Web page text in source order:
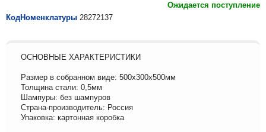
Ожидается поступление
КодНоменклатуры 28272137
ОСНОВНЫЕ ХАРАКТЕРИСТИКИ
Размер в собранном виде: 500х300х500мм
Толщина стали: 0,5мм
Шампуры: без шампуров
Страна-производитель: Россия
Упаковка: картонная коробка